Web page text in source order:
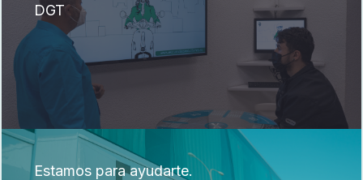
DGT
Estamos para ayudarte.